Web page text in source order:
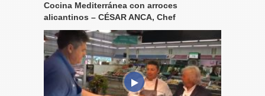
Cocina Mediterránea con arroces
alicantinos – CÉSAR ANCA, Chef